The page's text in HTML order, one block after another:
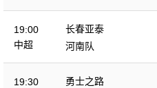
19:00
中超
长春亚泰
河南队
19:30
勇士之路